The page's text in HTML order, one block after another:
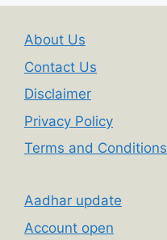
About Us
Contact Us
Disclaimer
Privacy Policy
Terms and Conditions
Aadhar update
Account open